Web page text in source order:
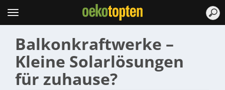
Topten
Menu
Balkonkraftwerke –
Kleine Solarlösungen
für zuhause?